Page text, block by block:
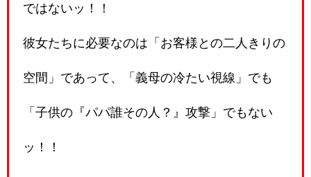
ではないッ！！
彼女たちに必要なのは「お客様との二人きりの
空間」であって、「義母の冷たい視線」でも
「子供の『パパ誰その人？』攻撃」でもない
ッ！！